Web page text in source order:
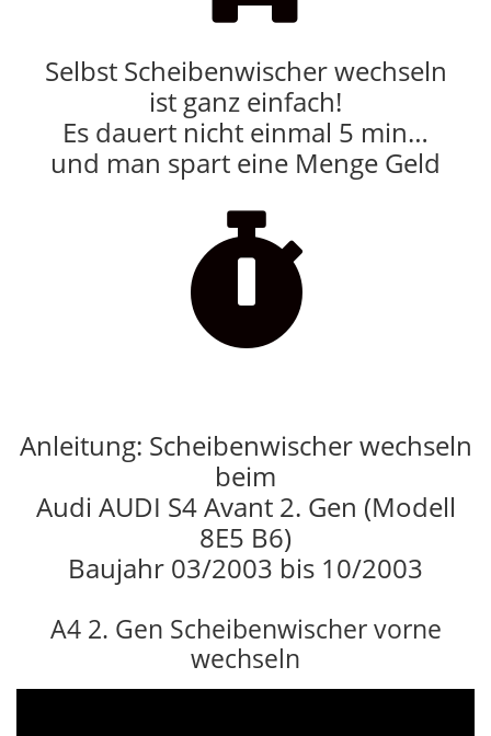
Selbst Scheibenwischer wechseln
ist ganz einfach!
Es dauert nicht einmal 5 min…
und man spart eine Menge Geld

Anleitung: Scheibenwischer wechseln
beim
Audi AUDI S4 Avant 2. Gen (Modell
8E5 B6)
Baujahr 03/2003 bis 10/2003
A4 2. Gen Scheibenwischer vorne
wechseln